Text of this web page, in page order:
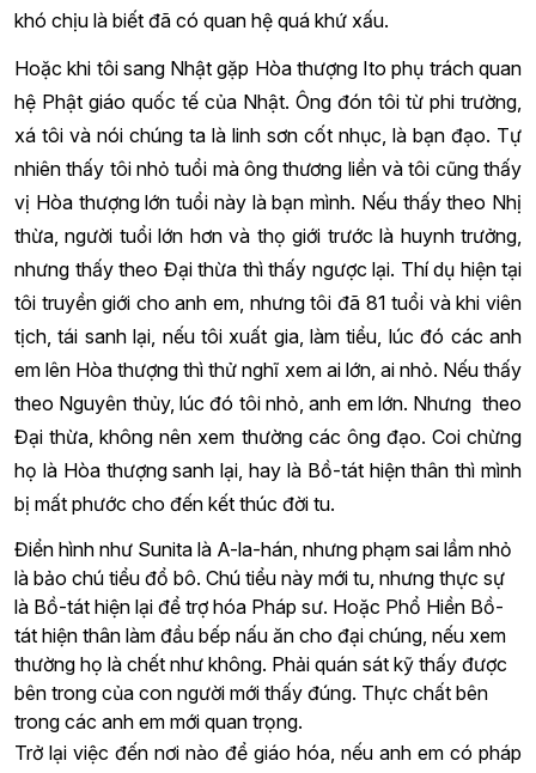
khó chịu là biết đã có quan hệ quá khứ xấu.
Hoặc khi tôi sang Nhật gặp Hòa thượng Ito phụ trách quan
hệ Phật giáo quốc tế của Nhật. Ông đón tôi từ phi trường,
xá tôi và nói chúng ta là linh sơn cốt nhục, là bạn đạo. Tự
nhiên thấy tôi nhỏ tuổi mà ông thương liền và tôi cũng thấy
vị Hòa thượng lớn tuổi này là bạn mình. Nếu thấy theo Nhị
thừa, người tuổi lớn hơn và thọ giới trước là huynh trưởng,
nhưng thấy theo Đại thừa thì thấy ngược lại. Thí dụ hiện tại
tôi truyền giới cho anh em, nhưng tôi đã 81 tuổi và khi viên
tịch, tái sanh lại, nếu tôi xuất gia, làm tiểu, lúc đó các anh
em lên Hòa thượng thì thử nghĩ xem ai lớn, ai nhỏ. Nếu thấy
theo Nguyên thủy, lúc đó tôi nhỏ, anh em lớn. Nhưng theo
Đại thừa, không nên xem thường các ông đạo. Coi chừng
họ là Hòa thượng sanh lại, hay là Bồ-tát hiện thân thì mình
bị mất phước cho đến kết thúc đời tu.
Điển hình như Sunita là A-la-hán, nhưng phạm sai lầm nhỏ
là bảo chú tiểu đổ bô. Chú tiểu này mới tu, nhưng thực sự
là Bồ-tát hiện lại để trợ hóa Pháp sư. Hoặc Phổ Hiền Bồ-
tát hiện thân làm đầu bếp nấu ăn cho đại chúng, nếu xem
thường họ là chết như không. Phải quán sát kỹ thấy được
bên trong của con người mới thấy đúng. Thực chất bên
trong các anh em mới quan trọng.
Trở lại việc đến nơi nào để giáo hóa, nếu anh em có pháp